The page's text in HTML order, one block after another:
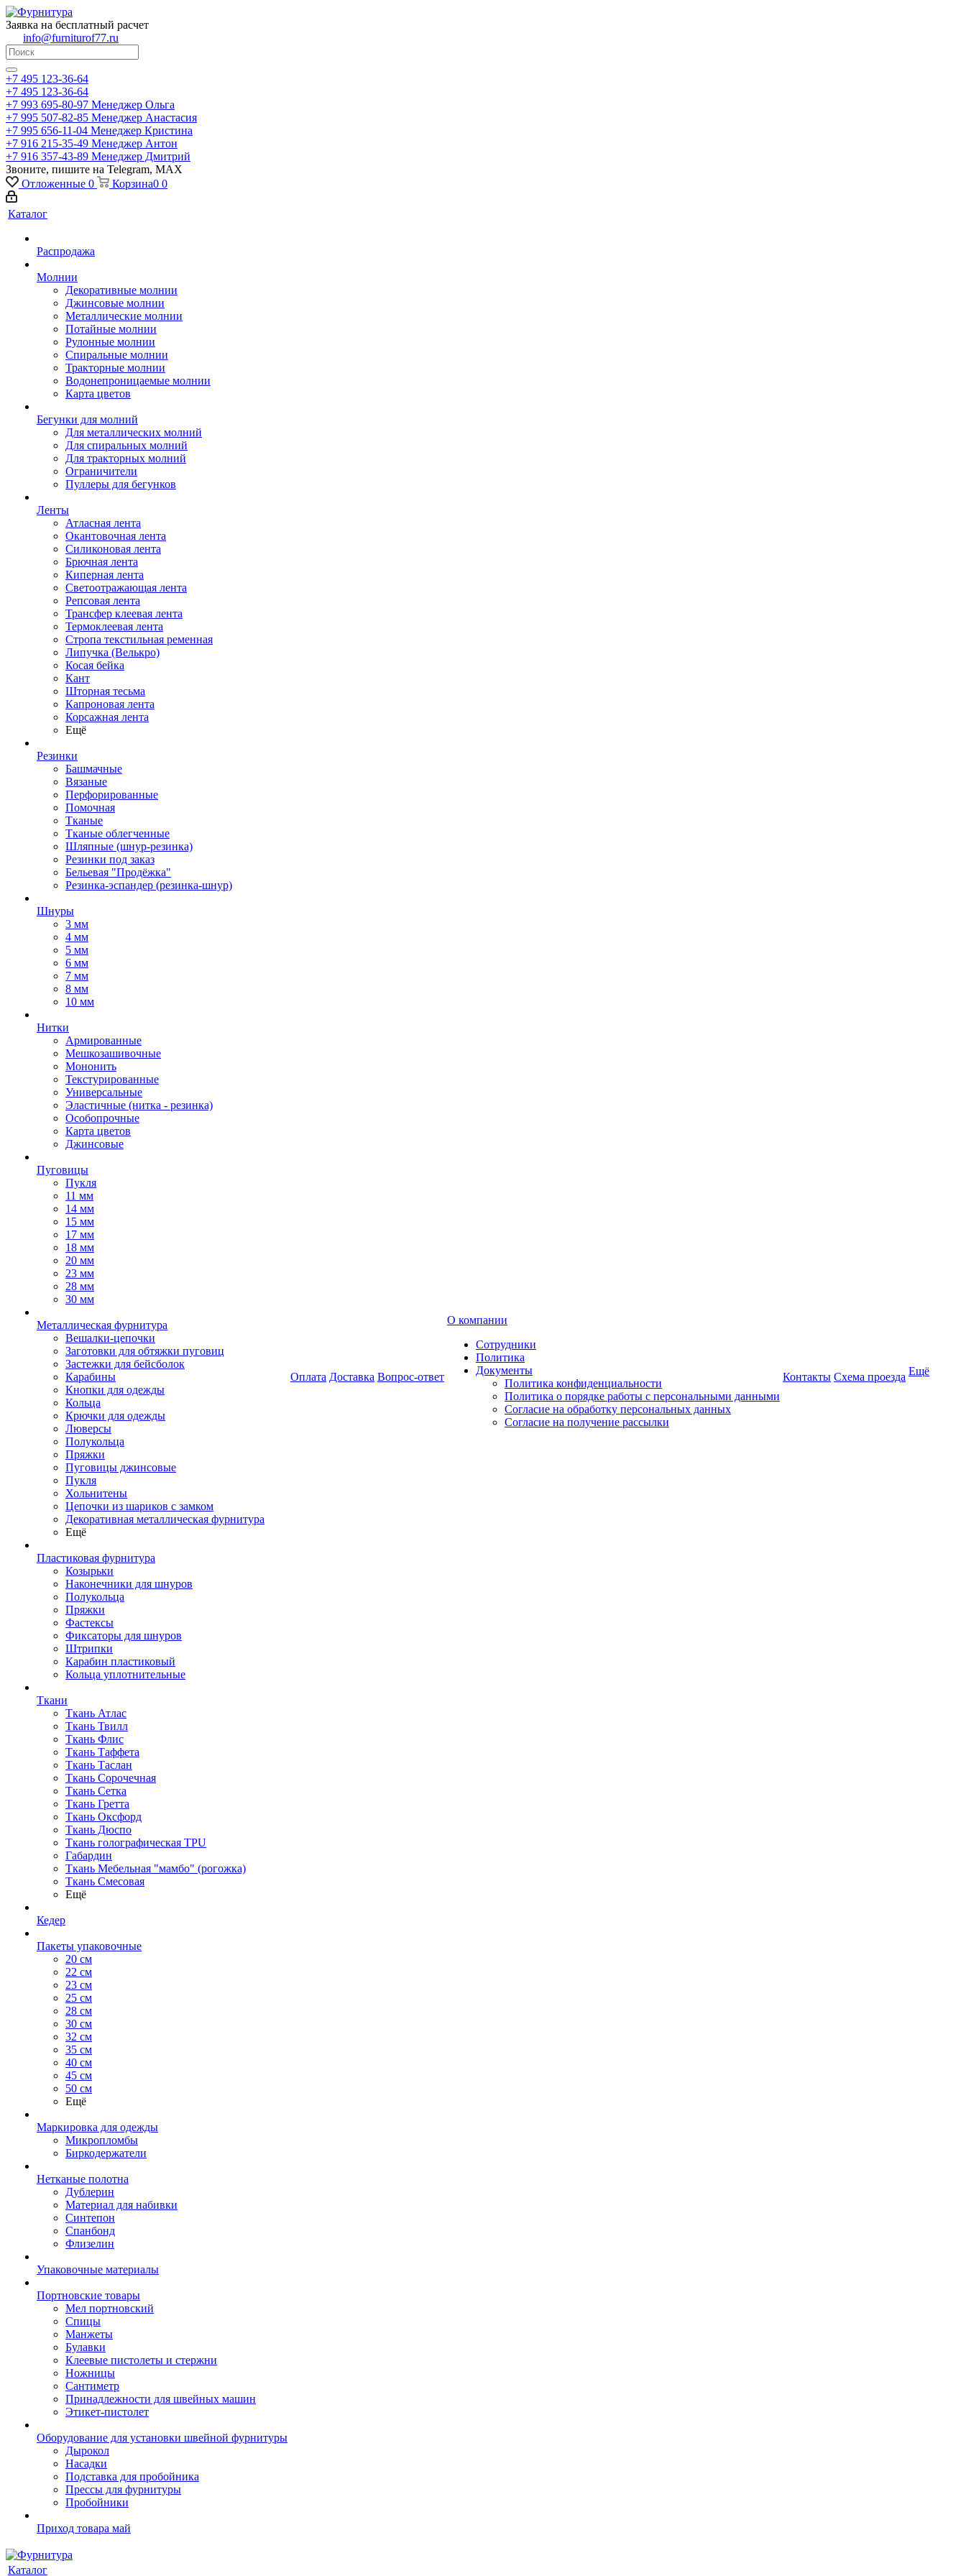
Заявка на бесплатный расчет
info@furniturof77.ru
+7 495 123-36-64
+7 495 123-36-64
+7 993 695-80-97 Менеджер Ольга
+7 995 507-82-85 Менеджер Анастасия
+7 995 656-11-04 Менеджер Кристина
+7 916 215-35-49 Менеджер Антон
+7 916 357-43-89 Менеджер Дмитрий
Звоните, пишите на Telegram, MAX
Отложенные 0 Корзина0 0
Каталог
Распродажа
Молнии
Декоративные молнии
Джинсовые молнии
Металлические молнии
Потайные молнии
Рулонные молнии
Спиральные молнии
Тракторные молнии
Водонепроницаемые молнии
Карта цветов
Бегунки для молний
Для металлических молний
Для спиральных молний
Для тракторных молний
Ограничители
Пуллеры для бегунков
Ленты
Атласная лента
Окантовочная лента
Силиконовая лента
Брючная лента
Киперная лента
Светоотражающая лента
Репсовая лента
Трансфер клеевая лента
Термоклеевая лента
Стропа текстильная ременная
Липучка (Велькро)
Косая бейка
Кант
Шторная тесьма
Капроновая лента
Корсажная лента
Ещё
Резинки
Башмачные
Вязаные
Перфорированные
Помочная
Тканые
Тканые облегченные
Шляпные (шнур-резинка)
Резинки под заказ
Бельевая "Продёжка"
Резинка-эспандер (резинка-шнур)
Шнуры
3 мм
4 мм
5 мм
6 мм
7 мм
8 мм
10 мм
Нитки
Армированные
Мешкозашивочные
Мононить
Текстурированные
Универсальные
Эластичные (нитка - резинка)
Особопрочные
Карта цветов
Джинсовые
Пуговицы
Пукля
11 мм
14 мм
15 мм
17 мм
18 мм
20 мм
23 мм
28 мм
30 мм
Металлическая фурнитура
Вешалки-цепочки
Заготовки для обтяжки пуговиц
Застежки для бейсболок
Карабины
Кнопки для одежды
Кольца
Крючки для одежды
Люверсы
Полукольца
Пряжки
Пуговицы джинсовые
Пукля
Хольнитены
Цепочки из шариков с замком
Декоративная металлическая фурнитура
Ещё
Пластиковая фурнитура
Козырьки
Наконечники для шнуров
Полукольца
Пряжки
Фастексы
Фиксаторы для шнуров
Штрипки
Карабин пластиковый
Кольца уплотнительные
Ткани
Ткань Атлас
Ткань Твилл
Ткань Флис
Ткань Таффета
Ткань Таслан
Ткань Сорочечная
Ткань Сетка
Ткань Гретта
Ткань Оксфорд
Ткань Дюспо
Ткань голографическая TPU
Габардин
Ткань Мебельная "мамбо" (рогожка)
Ткань Смесовая
Ещё
Кедер
Пакеты упаковочные
20 см
22 см
23 см
25 см
28 см
30 см
32 см
35 см
40 см
45 см
50 см
Ещё
Маркировка для одежды
Микропломбы
Биркодержатели
Нетканые полотна
Дублерин
Материал для набивки
Синтепон
Спанбонд
Флизелин
Упаковочные материалы
Портновские товары
Мел портновский
Спицы
Манжеты
Булавки
Клеевые пистолеты и стержни
Ножницы
Сантиметр
Принадлежности для швейных машин
Этикет-пистолет
Оборудование для установки швейной фурнитуры
Дырокол
Насадки
Подставка для пробойника
Прессы для фурнитуры
Пробойники
Приход товара май
Оплата Доставка Вопрос-ответ
О компании
Сотрудники
Политика
Документы
Политика конфиденциальности
Политика о порядке работы с персональными данными
Согласие на обработку персональных данных
Согласие на получение рассылки
Контакты Схема проезда Ещё
Каталог